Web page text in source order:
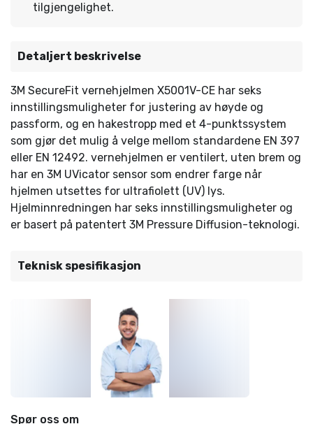
tilgjengelighet.
Detaljert beskrivelse
3M SecureFit vernehjelmen X5001V-CE har seks
innstillingsmuligheter for justering av høyde og
passform, og en hakestropp med et 4-punktssystem
som gjør det mulig å velge mellom standardene EN 397
eller EN 12492. vernehjelmen er ventilert, uten brem og
har en 3M UVicator sensor som endrer farge når
hjelmen utsettes for ultrafiolett (UV) lys.
Hjelminnredningen har seks innstillingsmuligheter og
er basert på patentert 3M Pressure Diffusion-teknologi.
Teknisk spesifikasjon
Spør oss om